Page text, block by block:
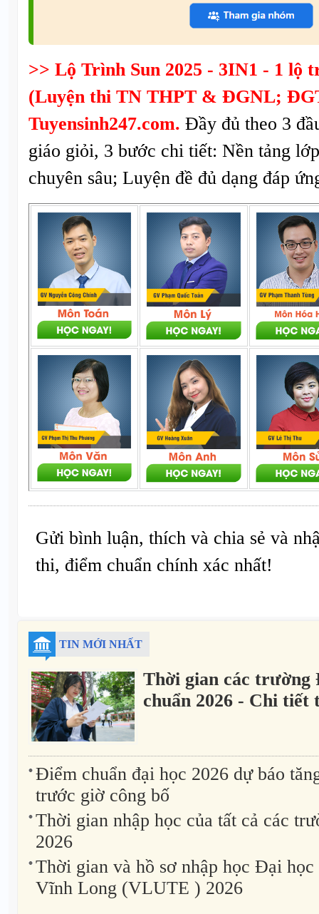
>> Lộ Trình Sun 2025 - 3IN1 - 1 lộ
(Luyện thi TN THPT & ĐGNL;
Tuyensinh247.com. Đầy đủ theo 3
giáo giỏi, 3 bước chi tiết: Nền tảng
chuyên sâu; Luyện đề đủ dạng đáp
Gửi bình luận, thích và chia sẻ và
thi, điểm chuẩn chính xác nhất!
TIN MỚI NHẤT
Thời gian các trường
chuẩn 2026 - Chi
Điểm chuẩn đại học 2026 dự báo
trước giờ công bố
Thời gian nhập học của tất cả các
2026
Thời gian và hồ sơ nhập học Đại
Vĩnh Long (VLUTE ) 2026